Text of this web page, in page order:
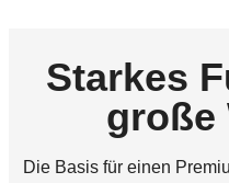
Starkes
große
Die Basis für einen